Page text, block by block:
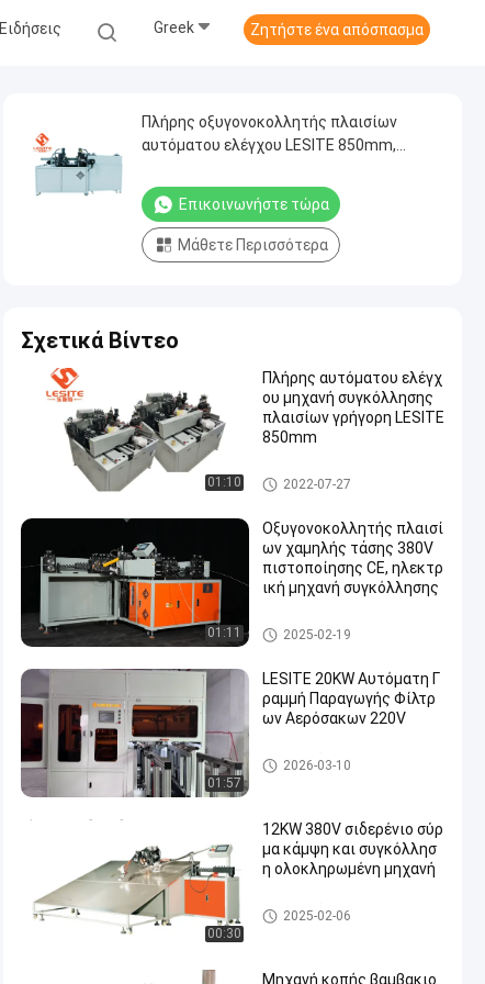
Ειδήσεις Greek Ζητήστε ένα απόσπασμα
Πλήρης οξυγονοκολλητής πλαισίων
αυτόματου ελέγχου LESITE 850mm,
Επικοινωνήστε τώρα
Μάθετε Περισσότερα
Σχετικά Βίντεο
01:10
Πλήρης αυτόματου ελέγχ
ου μηχανή συγκόλλησης
πλαισίων γρήγορη LESITE
850mm
Οξυγονοκολλητής πλαισίων
2022-07-27
01:11
Οξυγονοκολλητής πλαισί
ων χαμηλής τάσης 380V
πιστοποίησης CE, ηλεκτρ
ική μηχανή συγκόλλησης
Οξυγονοκολλητής πλαισίων
2025-02-19
01:57
LESITE 20KW Αυτόματη Γ
ραμμή Παραγωγής Φίλτρ
ων Αερόσακων 220V
Φίλτρο αέρα που κατασκευάζ
ει τη μηχανή
2026-03-10
00:30
12KW 380V σιδερένιο σύρ
μα κάμψη και συγκόλλησ
η ολοκληρωμένη μηχανή
Φίλτρο αέρα που κατασκευάζ
ει τη μηχανή
2025-02-06
Μηχανή κοπής βαμβακιο